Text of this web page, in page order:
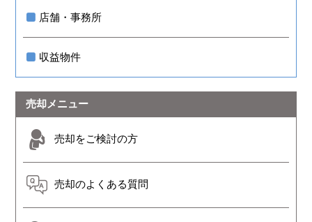
店舗・事務所
収益物件
売却メニュー
売却をご検討の方
売却のよくある質問